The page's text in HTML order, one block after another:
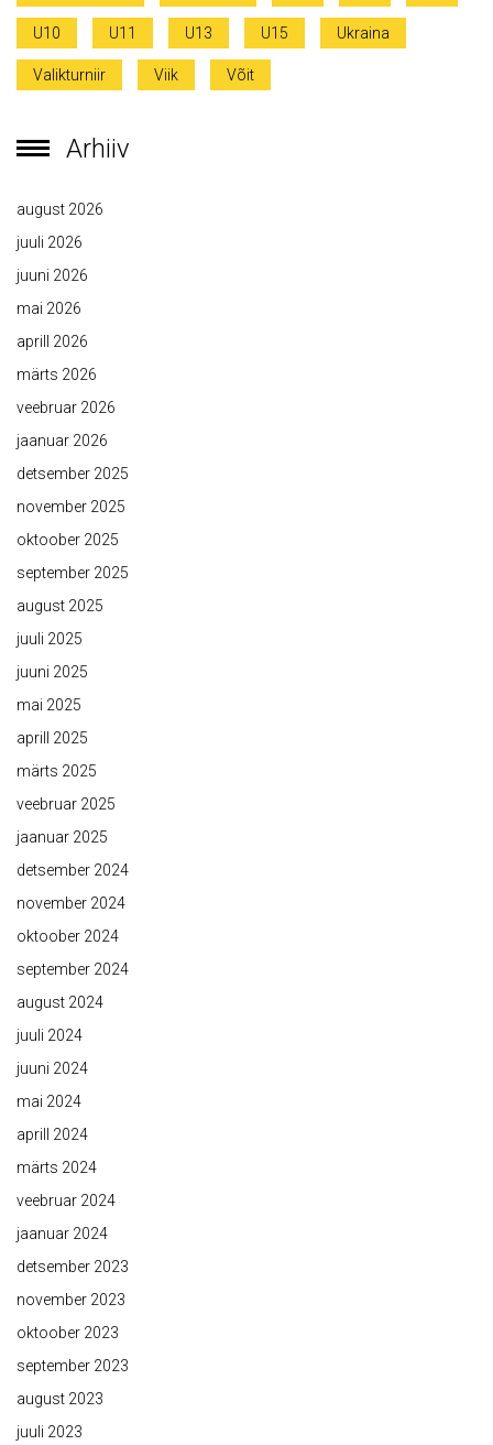
U10 U11 U13 U15 Ukraina
Valikturniir Viik Võit
Arhiiv
august 2026
juuli 2026
juuni 2026
mai 2026
aprill 2026
märts 2026
veebruar 2026
jaanuar 2026
detsember 2025
november 2025
oktoober 2025
september 2025
august 2025
juuli 2025
juuni 2025
mai 2025
aprill 2025
märts 2025
veebruar 2025
jaanuar 2025
detsember 2024
november 2024
oktoober 2024
september 2024
august 2024
juuli 2024
juuni 2024
mai 2024
aprill 2024
märts 2024
veebruar 2024
jaanuar 2024
detsember 2023
november 2023
oktoober 2023
september 2023
august 2023
juuli 2023